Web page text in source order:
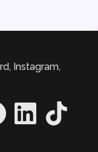
Instagram,
LinkedIn TikTok